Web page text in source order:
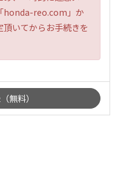
honda-reo.com」か
いてからお手続きを